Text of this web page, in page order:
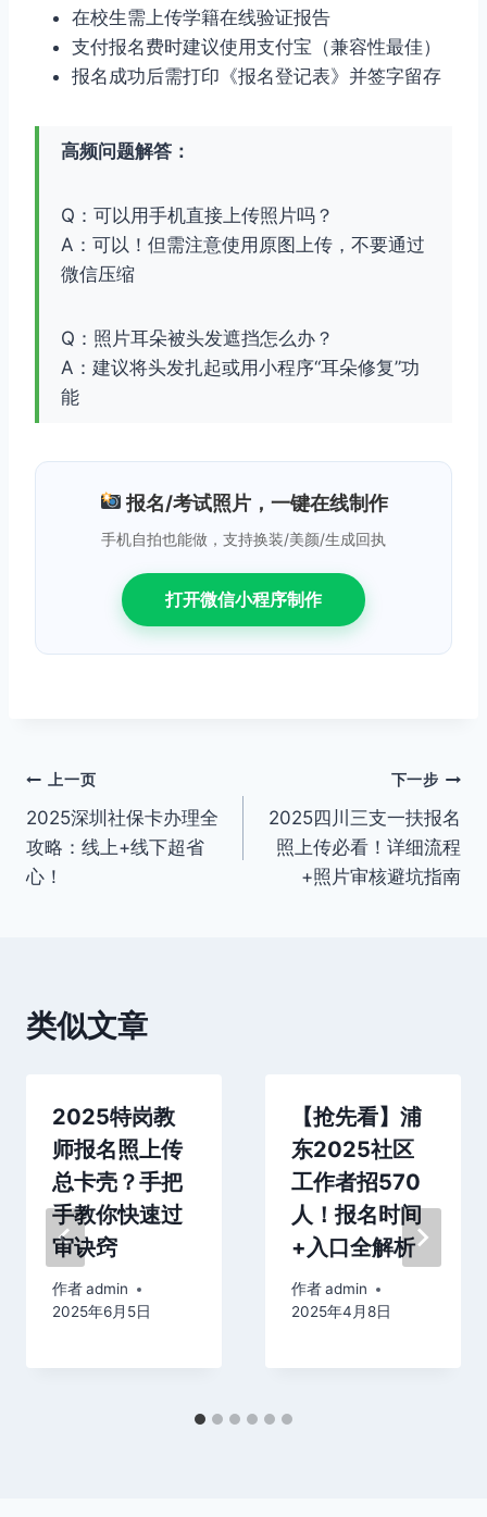
在校生需上传学籍在线验证报告
支付报名费时建议使用支付宝（兼容性最佳）
报名成功后需打印《报名登记表》并签字留存
高频问题解答：
Q：可以用手机直接上传照片吗？
A：可以！但需注意使用原图上传，不要通过
微信压缩
Q：照片耳朵被头发遮挡怎么办？
A：建议将头发扎起或用小程序“耳朵修复”功
能
报名/考试照片，一键在线制作
手机自拍也能做，支持换装/美颜/生成回执
打开微信小程序制作
文
章
导
上一页
2025深圳社保卡办理全
攻略：线上+线下超省
心！
下一步
2025四川三支一扶报名
照上传必看！详细流程
+照片审核避坑指南
类似文章
2025特岗教
师报名照上传
总卡壳？手把
手教你快速过
审诀窍
作者admin
2025年6月5日
【抢先看】浦
东2025社区
工作者招570
人！报名时间
+入口全解析
作者admin
2025年4月8日